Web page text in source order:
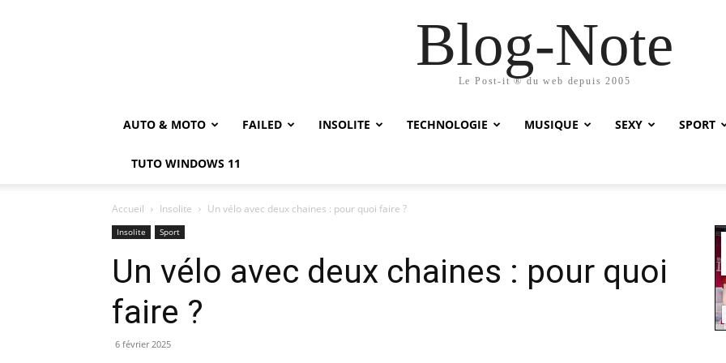
Blog-Note
Le Post-it ® du web depuis 2005
AUTO & MOTO FAILED INSOLITE TECHNOLOGIE MUSIQUE SEXY SPORT
TUTO WINDOWS 11
Accueil Insolite Un vélo avec deux chaines : pour quoi faire ?
Insolite Sport
Un vélo avec deux chaines : pour quoi
faire ?
6 février 2025